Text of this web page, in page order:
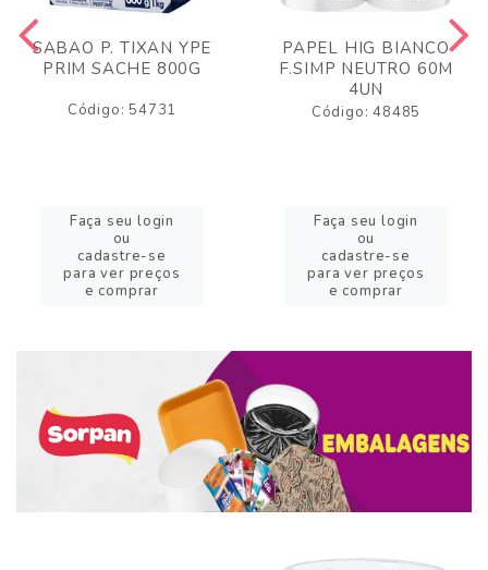
SABAO P. TIXAN YPE
PRIM SACHE 800G
Código: 54731
Faça seu login
ou
cadastre-se
para ver preços
e comprar
PAPEL HIG BIANCO
F.SIMP NEUTRO 60M
4UN
Código: 48485
Faça seu login
ou
cadastre-se
para ver preços
e comprar